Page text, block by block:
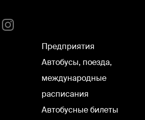
Предприятия
Автобусы, поезда,
международные
расписания
Автобусные билеты